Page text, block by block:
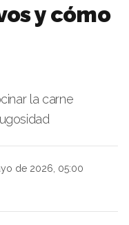
y cómo
la carne
de 2026, 05:00